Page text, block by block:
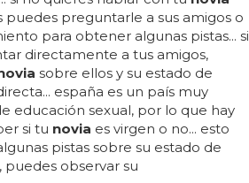
tunoviatenga un lugar para
a su programa de
sea más fácil seguirlo... también es
ya que correr puede ser
personas... si no hay una pista
en un parque cercano... es
seguro y bien iluminado para
que esté comprometida...
es virgen o no?